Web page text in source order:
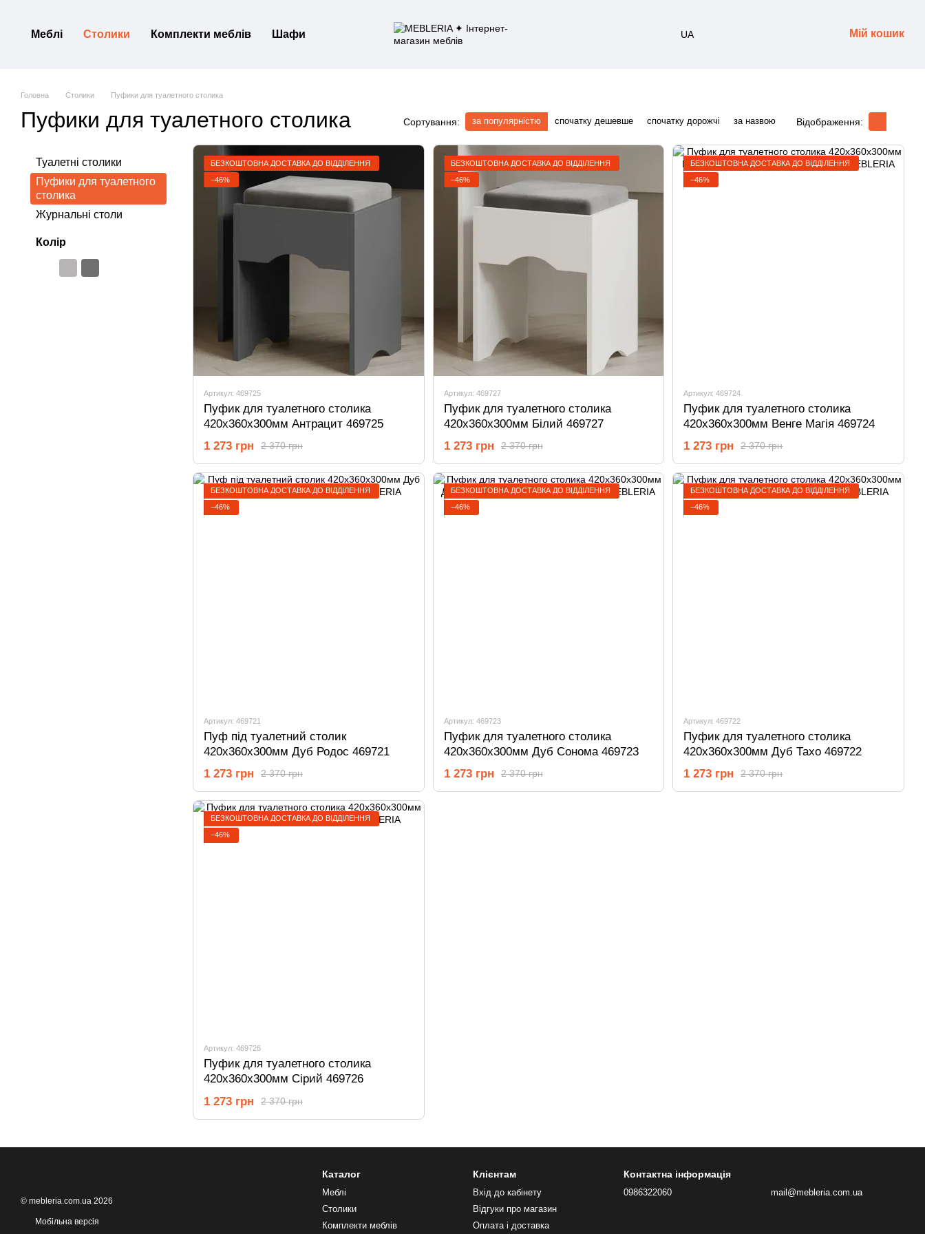
Меблі Столики Комплекти меблів Шафи UA Мій кошик
Головна Столики Пуфики для туалетного столика
Пуфики для туалетного столика Сортування: за популярністю спочатку дешевше спочатку дорожчі за назвою Відображення:
БЕЗКОШТОВНА ДОСТАВКА ДО ВІДДІЛЕННЯ
−46%
Артикул: 469725
Пуфик для туалетного столика
420х360х300мм Антрацит 469725
2 370 грн
1 273 грн
БЕЗКОШТОВНА ДОСТАВКА ДО ВІДДІЛЕННЯ
−46%
Артикул: 469727
Пуфик для туалетного столика
420х360х300мм Білий 469727
2 370 грн
1 273 грн
БЕЗКОШТОВНА ДОСТАВКА ДО ВІДДІЛЕННЯ
−46%
Артикул: 469724
Пуфик для туалетного столика
420х360х300мм Венге Магія 469724
2 370 грн
1 273 грн
БЕЗКОШТОВНА ДОСТАВКА ДО ВІДДІЛЕННЯ
−46%
Артикул: 469721
Пуф під туалетний столик
420х360х300мм Дуб Родос 469721
2 370 грн
1 273 грн
БЕЗКОШТОВНА ДОСТАВКА ДО ВІДДІЛЕННЯ
−46%
Артикул: 469723
Пуфик для туалетного столика
420х360х300мм Дуб Сонома 469723
2 370 грн
1 273 грн
БЕЗКОШТОВНА ДОСТАВКА ДО ВІДДІЛЕННЯ
−46%
Артикул: 469722
Пуфик для туалетного столика
420х360х300мм Дуб Тахо 469722
2 370 грн
1 273 грн
БЕЗКОШТОВНА ДОСТАВКА ДО ВІДДІЛЕННЯ
−46%
Артикул: 469726
Пуфик для туалетного столика
420х360х300мм Сірий 469726
2 370 грн
1 273 грн
Туалетні столики
Пуфики для туалетного
столика
Журнальні столи
Колір
© mebleria.com.ua 2026
Мобільна версія
Каталог
Меблі
Столики
Комплекти меблів
Клієнтам
Вхід до кабінету
Відгуки про магазин
Оплата і доставка
Контактна інформація
0986322060 mail@mebleria.com.ua